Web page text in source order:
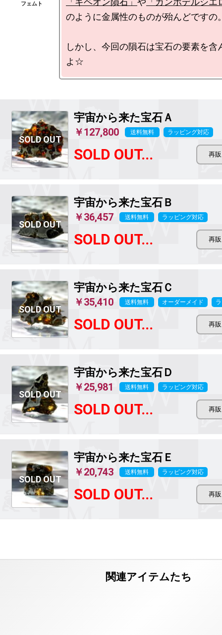
のように金属性のものが殆んどですの
しかし、今回の隕石は宝石の要素を含
宇宙から来た宝石Ａ
￥127,800 送料無料 ラッピング対応
SOLD OUT...
宇宙から来た宝石Ｂ
￥36,457 送料無料 ラッピング対応
SOLD OUT...
宇宙から来た宝石Ｃ
￥35,410 送料無料 オーダーメイド
SOLD OUT...
宇宙から来た宝石Ｄ
￥25,981 送料無料 ラッピング対応
SOLD OUT...
宇宙から来た宝石Ｅ
￥20,743 送料無料 ラッピング対応
SOLD OUT...